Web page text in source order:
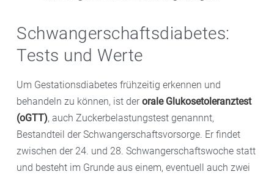
Schwangerschaftsdiabetes:
Tests und Werte
Um Gestationsdiabetes frühzeitig erkennen und
behandeln zu können, ist der orale Glukosetoleranztest
(oGTT), auch Zuckerbelastungstest genannnt,
Bestandteil der Schwangerschaftsvorsorge. Er findet
zwischen der 24. und 28. Schwangerschaftswoche statt
und besteht im Grunde aus einem, eventuell auch zwei